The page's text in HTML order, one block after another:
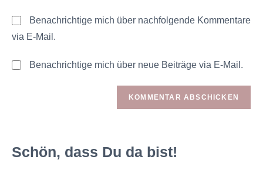
Benachrichtige mich über nachfolgende Kommentare
via E-Mail.
Benachrichtige mich über neue Beiträge via E-Mail.
Schön, dass Du da bist!